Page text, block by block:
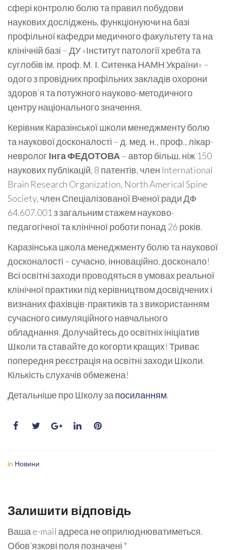
сфері контролю болю та правил побудови
наукових досліджень, функціонуючи на базі
профільної кафедри медичного факультету та на
клінічній базі – ДУ «Інститут патології хребта та
суглобів ім. проф. М. І. Ситенка НАМН України» –
одого з провідних профільних закладів охорони
здоров’я та потужного науково-методичного
центру національного значення.
Керівник Каразінської школи менеджменту болю
та наукової досконалості – д. мед. н., проф., лікар-
невролог Інга ФЕДОТОВА – автор більш, ніж 150
наукових публікацій, 8 патентів, член International
Brain Research Organization, North Americal Spine
Society, член Спеціалізованої Вченої ради ДФ
64.607.001 з загальним стажем науково-
педагогічної та клінічної роботи понад 26 років.
Каразінська школа менеджменту болю та наукової
досконалості – сучасно, інноваційно, досконало!
Всі освітні заходи проводяться в умовах реальної
клінічної практики під керівництвом досвідчених і
визнаних фахівців-практиків та з використанням
сучасного симуляційного навчального
обладнання. Долучайтесь до освітніх ініціатив
Школи та ставайте до когорти кращих! Триває
попередня реєстрація на освітні заходи Школи.
Кількість слухачів обмежена!
Детальніше про Школу за посиланням.
in Новини
Залишити відповідь
Ваша e-mail адреса не оприлюднюватиметься.
Обов’язкові поля позначені *